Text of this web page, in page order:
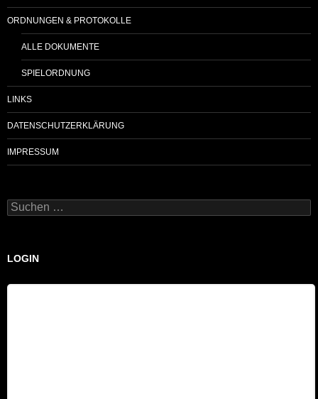
ORDNUNGEN & PROTOKOLLE
ALLE DOKUMENTE
SPIELORDNUNG
LINKS
DATENSCHUTZERKLÄRUNG
IMPRESSUM
Suchen
nach:
LOGIN